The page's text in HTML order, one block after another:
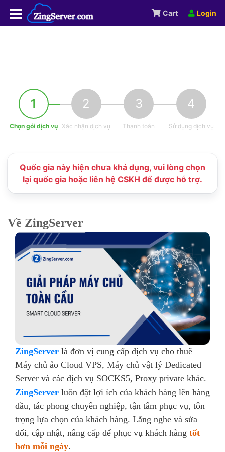
Cart Login
1
Chọn gói dịch vụ
2
Xác nhận dịch vụ
3
Thanh toán
4
Sử dụng dịch vụ
Quốc gia này hiện chưa khả dụng, vui lòng chọn
lại quốc gia hoặc liên hệ CSKH để được hỗ trợ.
Về ZingServer
ZingServer là đơn vị cung cấp dịch vụ cho thuê
Máy chủ ảo Cloud VPS, Máy chủ vật lý Dedicated
Server và các dịch vụ SOCKS5, Proxy private khác.
ZingServer luôn đặt lợi ích của khách hàng lên hàng
đầu, tác phong chuyên nghiệp, tận tâm phục vụ, tôn
trọng lựa chọn của khách hàng. Lắng nghe và sửa
đổi, cập nhật, nâng cấp để phục vụ khách hàng tốt
hơn mỗi ngày.